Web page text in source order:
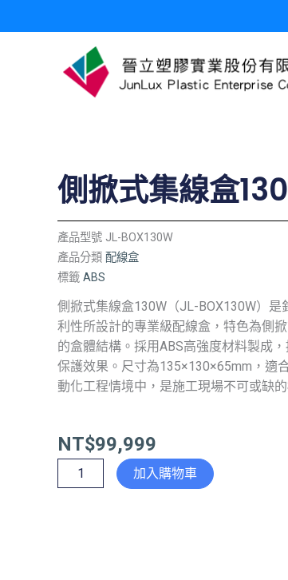
至
側掀式集線盒
產品型號 JL-BOX130W
產品分類 配線盒
標籤 ABS
側掀式集線盒130W（JL-BOX130W）
利性所設計的專業級配線盒，特色為側
的盒體結構。採用ABS高強度材料製成
保護效果。尺寸為135×130×65mm，適
動化工程情境中，是施工現場不可或缺
NT$99,999
掀
加入購物車